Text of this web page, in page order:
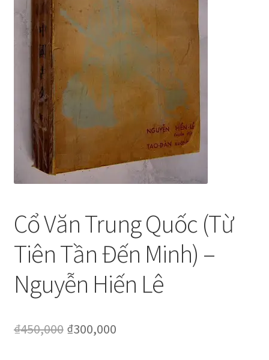
Cổ Văn Trung Quốc (Từ
Tiên Tần Đến Minh) –
Nguyễn Hiến Lê
₫450,000 Giá
₫300,000Giá